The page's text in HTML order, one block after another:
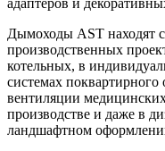
Дымоходы AST находят
производственных
котельных, в
системах поквартирного
вентиляции
производстве и даже в
ландшафтном